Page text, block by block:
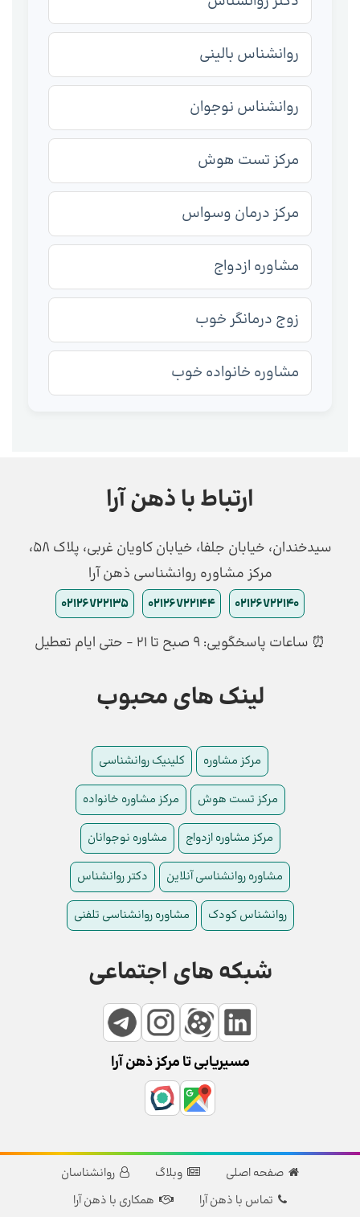
روانشناس بالینی
روانشناس نوجوان
مرکز تست هوش
مرکز درمان وسواس
مشاوره ازدواج
زوج درمانگر خوب
مشاوره خانواده خوب
ارتباط با ذهن آرا
سیدخندان، خیابان جلفا، خیابان کاویان غربی، پلاک 58،
مرکز مشاوره روانشناسی ذهن آرا
02126722140
02126722144
02126722135
⏰ ساعات پاسخگویی: ۹ صبح تا ۲۱ - حتی ایام تعطیل
لینک های محبوب
مرکز مشاوره کلینیک روانشناسی
مرکز تست هوش مرکز مشاوره خانواده
مرکز مشاوره ازدواج مشاوره نوجوانان
مشاوره روانشناسی آنلاین دکتر روانشناس
روانشناس کودک مشاوره روانشناسی تلفنی
شبکه های اجتماعی
مسیریابی تا مرکز ذهن آرا
صفحه اصلی وبلاگ
روانشناسان
تماس با ذهن آرا
همکاری با ذهن آرا